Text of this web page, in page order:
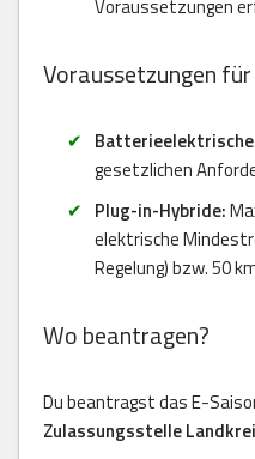
Voraussetzungen
Voraussetzungen
Batterieelektrische
gesetzlichen
Plug-in-Hybride:
elektrische
Regelung) bzw. 50
Wo beantragen?
Du beantragst das E-
Zulassungsstelle